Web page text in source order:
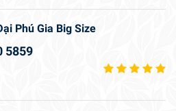
Phú Gia Big Size
5859